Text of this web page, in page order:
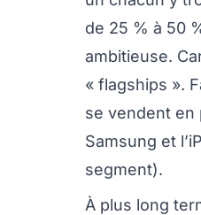
de 25 % à 50
ambitieuse.
« flagships ».
se vendent en
Samsung et
segment).
À plus long